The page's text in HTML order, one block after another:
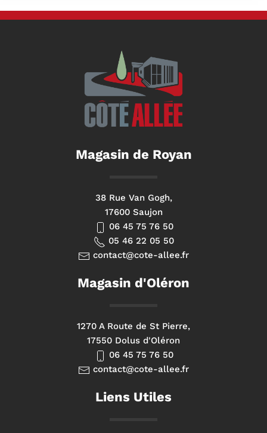
Magasin de Royan
38 Rue Van Gogh,
17600 Saujon
06 45 75 76 50
05 46 22 05 50
contact@cote-allee.fr
Magasin d'Oléron
1270 A Route de St Pierre,
17550 Dolus d'Oléron
06 45 75 76 50
contact@cote-allee.fr
Liens Utiles